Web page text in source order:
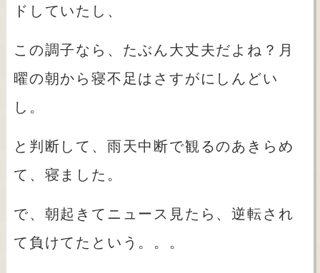
ドしていたし、
この調子なら、たぶん大丈夫だよね？月
曜の朝から寝不足はさすがにしんどい
し。
と判断して、雨天中断で観るのあきらめ
て、寝ました。
で、朝起きてニュース見たら、逆転され
て負けてたという。。。